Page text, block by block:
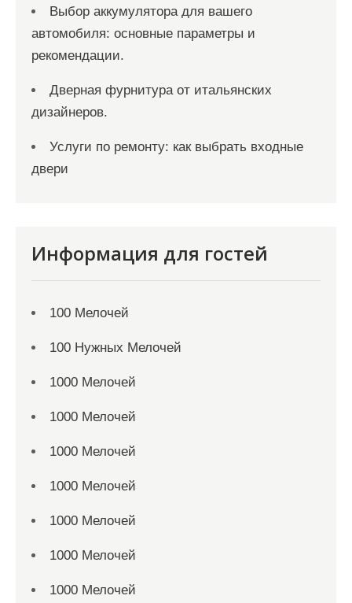
Выбор аккумулятора для вашего
автомобиля: основные параметры и
рекомендации.
Дверная фурнитура от итальянских
дизайнеров.
Услуги по ремонту: как выбрать входные
двери
Информация для гостей
100 Мелочей
100 Нужных Мелочей
1000 Мелочей
1000 Мелочей
1000 Мелочей
1000 Мелочей
1000 Мелочей
1000 Мелочей
1000 Мелочей